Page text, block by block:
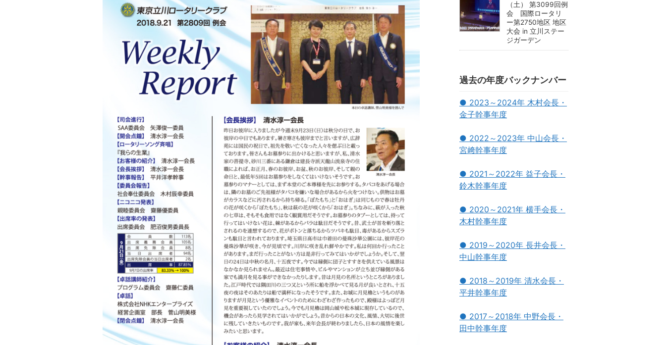
（土） 第3099回例
会 国際ロータリ
ー第2750地区 地区
大会 in 立川ステー
ジガーデン
過去の年度バックナンバー
● 2023～2024年 木村会長・
金子幹事年度
● 2022～2023年 中山会長・
宮﨑幹事年度
● 2021～2022年 益子会長・
鈴木幹事年度
● 2020～2021年 横手会長・
木村幹事年度
● 2019～2020年 長井会長・
中山幹事年度
● 2018～2019年 清水会長・
平井幹事年度
● 2017～2018年 中野会長・
田中幹事年度